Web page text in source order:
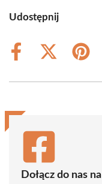
Udostępnij
Share
Share
(Twitter)
Share
Dołącz do nas